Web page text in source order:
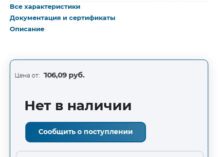
Все характеристики
Документация и сертификаты
Описание
Цена от: 106,09 руб.
Нет в наличии
Сообщить о поступлении